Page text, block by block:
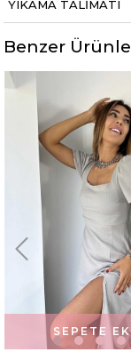
YIKAMA TALIMATI
Benzer
SEPETE
%50